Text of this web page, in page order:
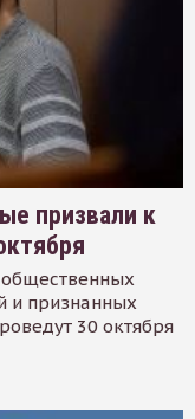
призвали к
общественных
и признанных
30 октября